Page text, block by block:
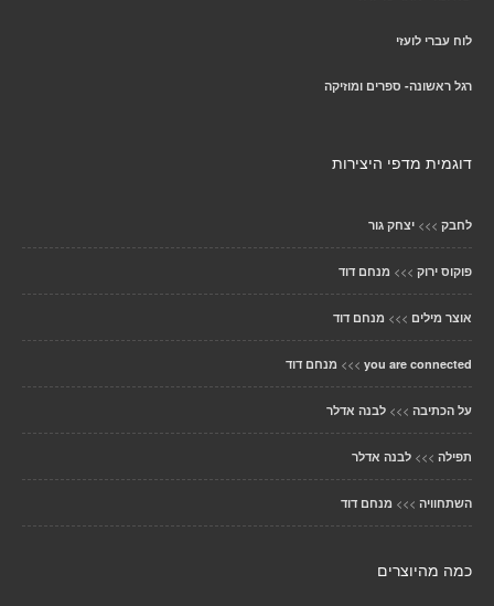
לוח עברי לועזי
רגל ראשונה- ספרים ומוזיקה
דוגמית מדפי היצירות
לחבק >>> יצחק גור
פוקוס ירוק >>> מנחם דוד
אוצר מילים >>> מנחם דוד
you are connected
>>> מנחם דוד
על הכתיבה >>> לבנה אדלר
תפילה >>> לבנה אדלר
השתחוויה >>> מנחם דוד
כמה מהיוצרים